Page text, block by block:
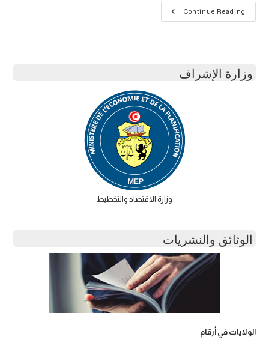
Continue Readingفــي
إطـــار
وزارة الإشراف
وزارة الاقتصاد والتخطيط
الوثائق والنشريات
الولايات في أرقام